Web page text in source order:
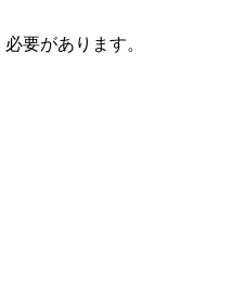
要があります。